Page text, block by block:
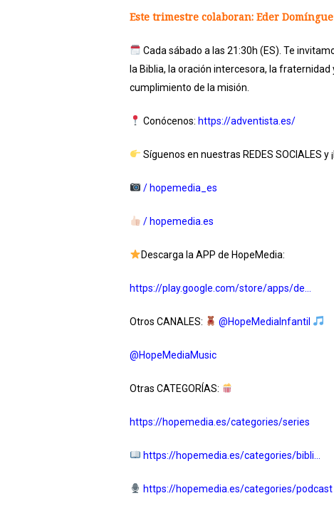
Este trimestre colaboran: Eder
Cada sábado a las 21:30h (ES). Te
la Biblia, la oración intercesora, la
cumplimiento de la misión.
Conócenos: https://adventista.es/
Síguenos en nuestras REDES SOCIALES y
/ hopemedia_es
/ hopemedia.es
Descarga la APP de HopeMedia:
https://play.google.com/store/apps/de…
Otros CANALES: ‪@HopeMediaInfantil‬
‪@HopeMediaMusic‬
Otras CATEGORÍAS:
https://hopemedia.es/categories/series
https://hopemedia.es/categories/bibli…
https://hopemedia.es/categories/podcast